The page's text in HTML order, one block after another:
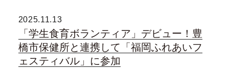
2025.11.13
「学生食育ボランティア」デビュー！豊
橋市保健所と連携して「福岡ふれあいフ
ェスティバル」に参加